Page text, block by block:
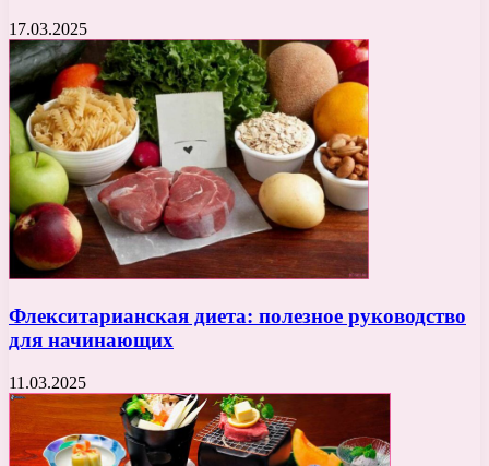
17.03.2025
Флекситарианская диета: полезное руководство
для начинающих
11.03.2025